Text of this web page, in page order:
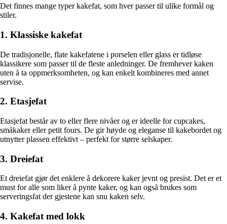
Det finnes mange typer kakefat, som hver passer til ulike formål og
stiler.
1. Klassiske kakefat
De tradisjonelle, flate kakefatene i porselen eller glass er tidløse
klassikere som passer til de fleste anledninger. De fremhever kaken
uten å ta oppmerksomheten, og kan enkelt kombineres med annet
servise.
2. Etasjefat
Etasjefat består av to eller flere nivåer og er ideelle for cupcakes,
småkaker eller petit fours. De gir høyde og eleganse til kakebordet og
utnytter plassen effektivt – perfekt for større selskaper.
3. Dreiefat
Et dreiefat gjør det enklere å dekorere kaker jevnt og presist. Det er et
must for alle som liker å pynte kaker, og kan også brukes som
serveringsfat der gjestene kan snu kaken selv.
4. Kakefat med lokk